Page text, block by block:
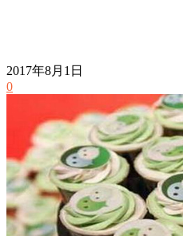
2017年8月1日
0